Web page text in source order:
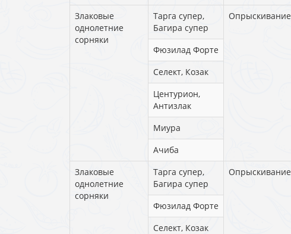
Злаковые
однолетние
сорняки
Тарга супер,
Багира супер
Опрыскивание
Фюзилад Форте
Селект, Козак
Центурион,
Антизлак
Миура
Ачиба
Злаковые
однолетние
сорняки
Тарга супер,
Багира супер
Опрыскивание
Фюзилад Форте
Селект, Козак